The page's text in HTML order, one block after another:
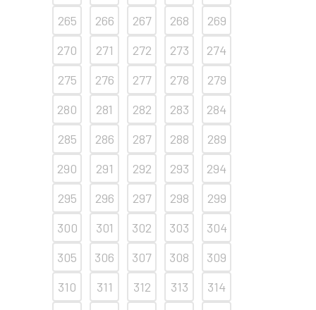
265
266 267 268
269
270
271 272 273
274
275
276 277 278
279
280
281 282 283
284
285
286 287 288
289
290
291 292 293
294
295
296 297 298
299
300
301 302 303
304
305
306 307 308
309
310
311 312 313
314